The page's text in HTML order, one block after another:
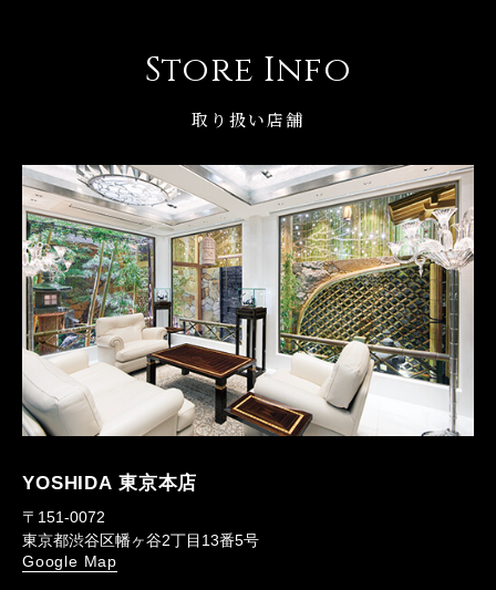
Store Info
取り扱い店舗
YOSHIDA 東京本店
〒151-0072
東京都渋谷区幡ヶ谷2丁目13番5号
Google Map